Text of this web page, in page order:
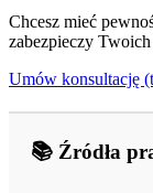
Chcesz mieć
zabezpieczy
Umów konsultację
📚 Źródła